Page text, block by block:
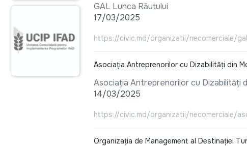
GAL Lunca Răutului
17/03/2025
https://civic.md/organizatii/necomerciale/
Asociația Antreprenorilor cu Dizabilități din
Asociația Antreprenorilor cu Dizabilități
14/03/2025
https://civic.md/organizatii/necomerciale/
Organizația de Management al Destinației